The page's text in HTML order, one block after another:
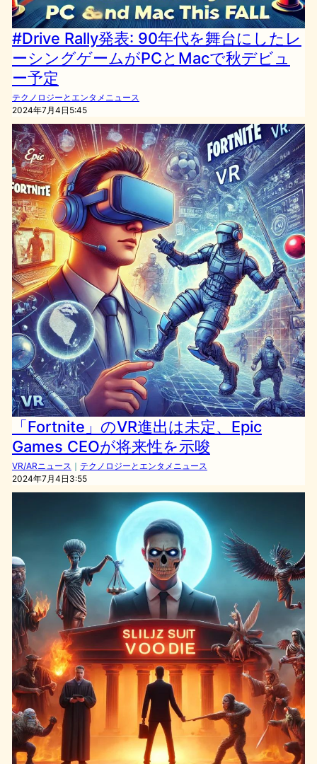
#Drive Rally発表: 90年代を舞台にしたレ
ーシングゲームがPCとMacで秋デビュ
ー予定
テクノロジーとエンタメニュース
2024年7月4日5:45
「Fortnite」のVR進出は未定、Epic
Games CEOが将来性を示唆
VR/ARニュース ｜ テクノロジーとエンタメニュース
2024年7月4日3:55